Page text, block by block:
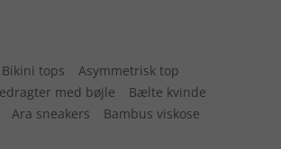
Bikini tops
Asymmetrisk top
med bøjle
Bælte kvinde
Ara sneakers
Bambus viskose